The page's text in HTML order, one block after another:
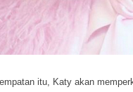
itu, Katy akan